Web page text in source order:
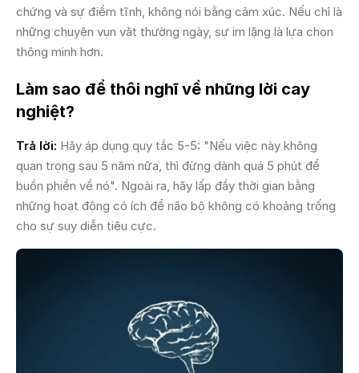
chứng và sự điềm tĩnh, không nói bằng cảm xúc. Nếu chỉ là
những chuyện vụn vặt thường ngày, sự im lặng là lựa chọn
thông minh hơn.
Làm sao để thôi nghĩ về những lời cay
nghiệt?
Trả lời: Hãy áp dụng quy tắc 5-5: "Nếu việc này không
quan trọng sau 5 năm nữa, thì đừng dành quá 5 phút để
buồn phiền về nó". Ngoài ra, hãy lấp đầy thời gian bằng
những hoạt động có ích để não bộ không có khoảng trống
cho sự suy diễn tiêu cực.